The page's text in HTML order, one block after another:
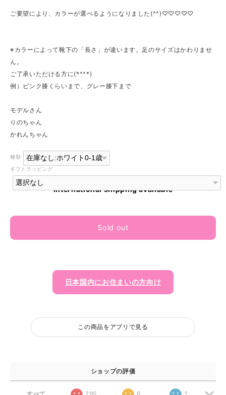
ご要望により、カラーが選べるようになりました(^^)♡♡♡♡♡
※カラーによって靴下の「長さ」が違います。足のサイズはかわりませ
ん。
ご了承いただける方に(*^^*)
例）ピンク膝くらいまで、グレー膝下まで
モデルさん
りのちゃん
かれんちゃん
種類
ギフトラッピング
International shipping available
Sold out
日本国内にお住まいの方向け
この商品をアプリで見る
ショップの評価